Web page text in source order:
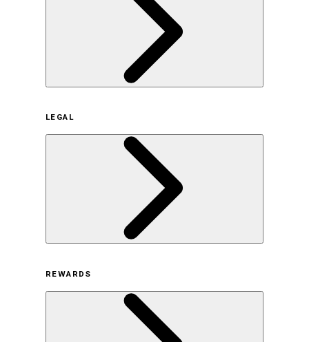
サステナビリティの取り組み（日本）
サステナビリティの取り組み（米国/英語）
ヒストリー
採用情報
LEGAL
オンラインストア利用規約
プライバシーポリシー
特定商取引法に基づく表示
古物営業法に基づく表示
REWARDS